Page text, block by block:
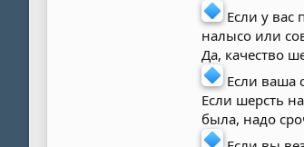
Если у вас
налысо или
Да, качество
Если ваша
Если шерсть
была, надо